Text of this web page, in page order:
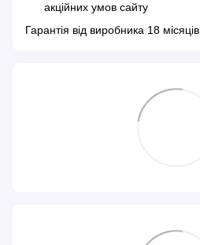
акційних умов сайту
Гарантія від виробника 18 місяців.